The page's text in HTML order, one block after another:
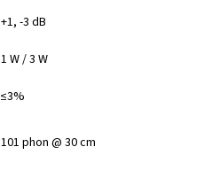
+1, -3 dB
1 W / 3 W
≤3%
101 phon @ 30 cm